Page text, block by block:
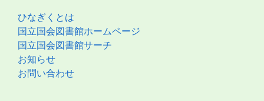
ひなぎくとは
国立国会図書館ホームページ
国立国会図書館サーチ
お知らせ
お問い合わせ